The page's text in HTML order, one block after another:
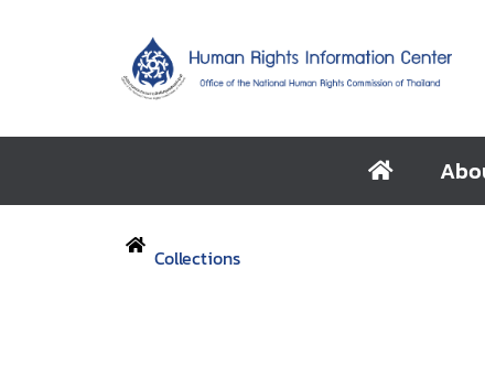
Collections